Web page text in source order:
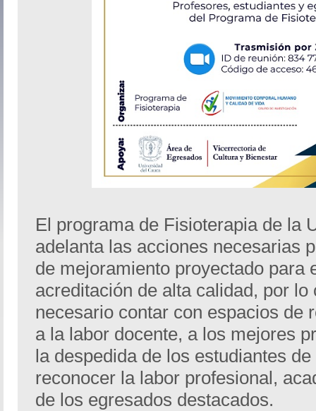
El programa de Fisioterapia de la
adelanta las acciones necesarias
de mejoramiento proyectado para
acreditación de alta calidad, por
necesario contar con espacios de
a la labor docente, a los mejores
la despedida de los estudiantes
reconocer la labor profesional,
de los egresados destacados.